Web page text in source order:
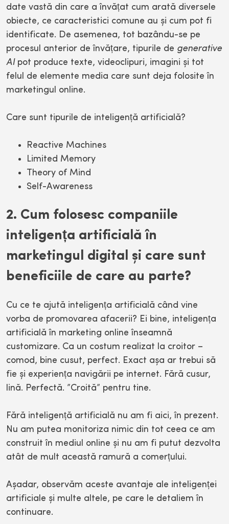
date vastă din care a învățat cum arată diversele
obiecte, ce caracteristici comune au și cum pot fi
identificate. De asemenea, tot bazându-se pe
procesul anterior de învățare, tipurile de generative
AI pot produce texte, videoclipuri, imagini și tot
felul de elemente media care sunt deja folosite în
marketingul online.
Care sunt tipurile de inteligență artificială?
Reactive Machines
Limited Memory
Theory of Mind
Self-Awareness
2. Cum folosesc companiile
inteligența artificială în
marketingul digital și care sunt
beneficiile de care au parte?
Cu ce te ajută inteligența artificială când vine
vorba de promovarea afacerii? Ei bine, inteligența
artificială în marketing online înseamnă
customizare. Ca un costum realizat la croitor –
comod, bine cusut, perfect. Exact așa ar trebui să
fie și experiența navigării pe internet. Fără cusur,
lină. Perfectă. ”Croită” pentru tine.
Fără inteligență artificială nu am fi aici, în prezent.
Nu am putea monitoriza nimic din tot ceea ce am
construit în mediul online și nu am fi putut dezvolta
atât de mult această ramură a comerțului.
Așadar, observăm aceste avantaje ale inteligenței
artificiale și multe altele, pe care le detaliem în
continuare.